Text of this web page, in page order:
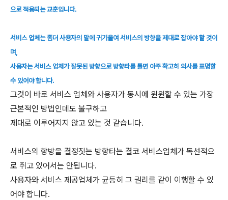
으로 적용되는 교훈입니다.
서비스 업체는 좀더 사용자의 말에 귀기울여 서비스의 방향을 제대로 잡아야 할 것이
며,
사용자는 서비스 업체가 잘못된 방향으로 방향타를 틀면 아주 확고히 의사를 표명할
수 있어야 합니다.
그것이 바로 서비스 업체와 사용자가 동시에 윈윈할 수 있는 가장
근본적인 방법인데도 불구하고
제대로 이루어지지 않고 있는 것 같습니다.
서비스의 향방을 결정짓는 방향타는 결코 서비스업체가 독선적으
로 쥐고 있어서는 안됩니다.
사용자와 서비스 제공업체가 균등히 그 권리를 같이 이행할 수 있
어야 합니다.